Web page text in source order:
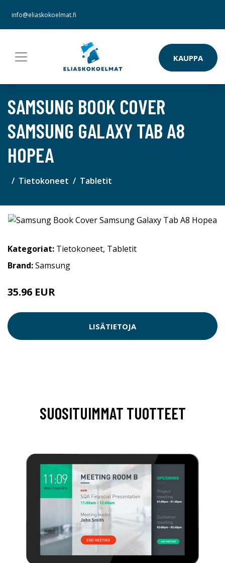
info@eliaskokoelmat.fi
KAUPPA
SAMSUNG BOOK COVER
SAMSUNG GALAXY TAB A8
HOPEA
Tietokoneet Tabletit
Kategoriat: Tietokoneet, Tabletit
Brand:Samsung
35.96 EUR
LISÄTIETOJA
SUOSITUIMMAT TUOTTEET